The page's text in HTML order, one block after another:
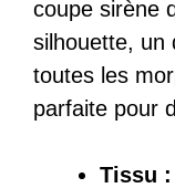
coupe sirène
silhouette, un
toutes les
parfaite pour
Tissu :